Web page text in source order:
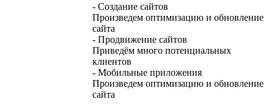
- Создание сайтов
Произведем оптимизацию и обновление
сайта
- Продвижение сайтов
Приведём много потенциальных
клиентов
- Мобильные приложения
Произведем оптимизацию и обновление
сайта